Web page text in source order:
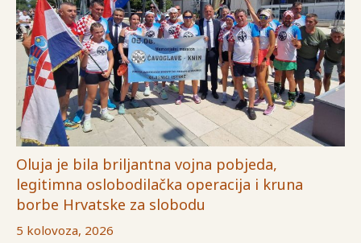
Oluja je bila briljantna vojna pobjeda,
legitimna oslobodilačka operacija i kruna
borbe Hrvatske za slobodu
5 kolovoza, 2026